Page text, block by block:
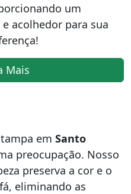
um
acolhedor para sua
Mais
em Santo
preocupação. Nosso
preserva a cor e o
eliminando as